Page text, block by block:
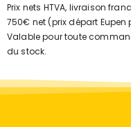
Prix nets HTVA, livraison
750€ net (prix départ Eupen
Valable pour toute
du stock.